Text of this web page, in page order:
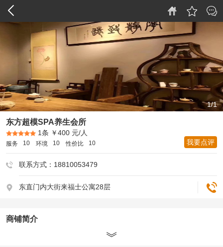
1/1
东方超模SPA养生会所
1条 ￥400 元/人
10
服务 10
环境 10
性价比 我要点评
联系方式：18810053479
东直门内大街来福士公寓28层
商铺简介